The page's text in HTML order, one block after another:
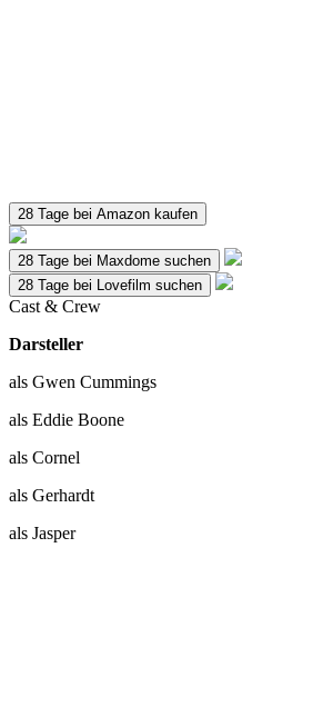
28 Tage bei Amazon kaufen
28 Tage bei Maxdome suchen
28 Tage bei Lovefilm suchen
Cast & Crew
Darsteller
als Gwen Cummings
als Eddie Boone
als Cornel
als Gerhardt
als Jasper